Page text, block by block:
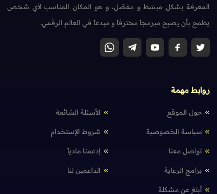
المعرفة بشكل مبسّط و مفصّل، و هو المكان المناسب لأي شخص
يطمح بأن يصبح مبرمجاً محترفاً و مبدعاً في العالم الرقمي.
روابط مهمة
حول الموقع الأسئلة الشائعة
سياسة الخصوصية شروط الإستخدام
تواصل معنا إدعمنا مادياً
برامج الرعاية الداعمين لنا
أبلغ عن مشكلة